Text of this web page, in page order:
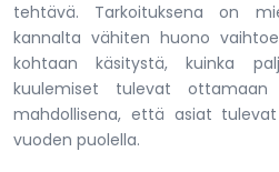
tehtävä. Tarkoituksena on
kannalta vähiten huono
kohtaan käsitystä, kuinka
kuulemiset tulevat ottamaan
mahdollisena, että asiat
vuoden puolella.